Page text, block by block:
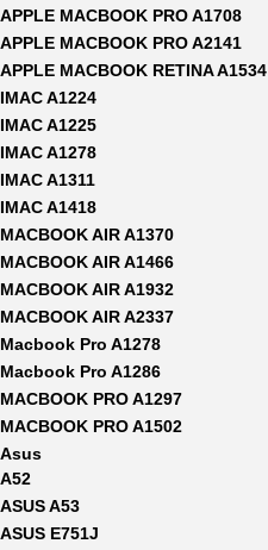
APPLE MACBOOK PRO A1708
APPLE MACBOOK PRO A2141
APPLE MACBOOK RETINA A1534
IMAC A1224
IMAC A1225
IMAC A1278
IMAC A1311
IMAC A1418
MACBOOK AIR A1370
MACBOOK AIR A1466
MACBOOK AIR A1932
MACBOOK AIR A2337
Macbook Pro A1278
Macbook Pro A1286
MACBOOK PRO A1297
MACBOOK PRO A1502
Asus
A52
ASUS A53
ASUS E751J